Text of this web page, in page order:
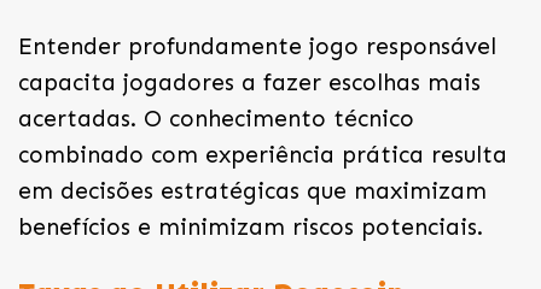
Entender profundamente jogo responsável
capacita jogadores a fazer escolhas mais
acertadas. O conhecimento técnico
combinado com experiência prática resulta
em decisões estratégicas que maximizam
benefícios e minimizam riscos potenciais.